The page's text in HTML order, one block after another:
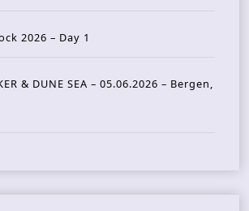
2026 – Day 1
& DUNE SEA – 05.06.2026 – Bergen,